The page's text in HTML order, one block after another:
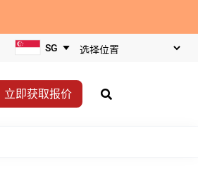
您
的
立即获取报价